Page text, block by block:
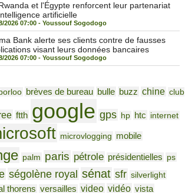
et l'Égypte renforcent leur partenariat
artificielle
2026 07:00 - Youssouf Sogodogo
Bank alerte ses clients contre de fausses
visant leurs données bancaires
2026 07:00 - Youssouf Sogodogo
brèves de bureau bulle buzz chine club
ftth google gps hp htc internet
microvlogging mobile
palm paris pétrole présidentielles ps
ségolène royal sénat sfr silverlight
thorens versailles video vidéo vista